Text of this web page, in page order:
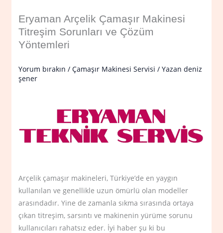
Eryaman Arçelik Çamaşır Makinesi
Titreşim Sorunları ve Çözüm
Yöntemleri
Yorum bırakın /Çamaşır Makinesi Servisi / Yazan deniz
şener
Arçelik çamaşır makineleri, Türkiye’de en yaygın
kullanılan ve genellikle uzun ömürlü olan modeller
arasındadır. Yine de zamanla sıkma sırasında ortaya
çıkan titreşim, sarsıntı ve makinenin yürüme sorunu
kullanıcıları rahatsız eder. İyi haber şu ki bu